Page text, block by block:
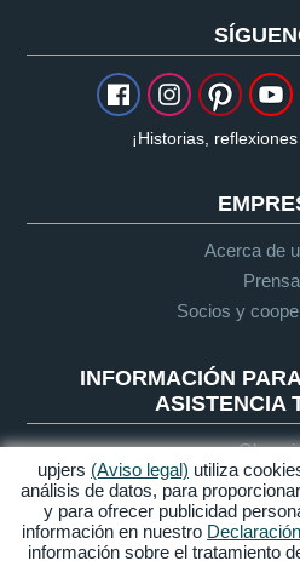
¡Historias,
Acerca de
Prensa
Socios y
INFORMACIÓN
ASISTENCIA
Guía de
upjers (Aviso legal) utiliza
análisis de datos, para
y para ofrecer publicidad
información en nuestro
información sobre el tratamiento